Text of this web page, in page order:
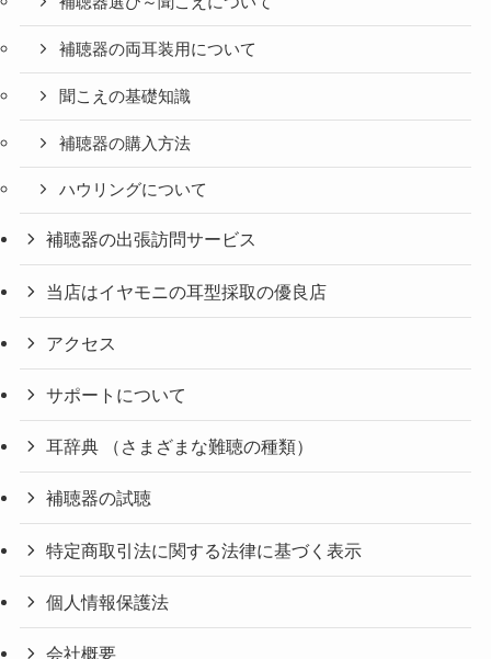
補聴器の両耳装用について
聞こえの基礎知識
補聴器の購入方法
ハウリングについて
補聴器の出張訪問サービス
当店はイヤモニの耳型採取の優良店
アクセス
サポートについて
耳辞典 （さまざまな難聴の種類）
補聴器の試聴
特定商取引法に関する法律に基づく表示
個人情報保護法
会社概要